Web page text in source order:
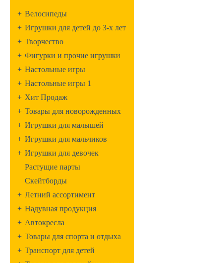
+ Велосипеды
+ Игрушки для детей до 3-х лет
+ Творчество
+ Фигурки и прочие игрушки
+ Настольные игры
+ Настольные игры 1
+ Хит Продаж
+ Товары для новорожденных
+ Игрушки для малышей
+ Игрушки для мальчиков
+ Игрушки для девочек
Растущие парты
Скейтборды
+ Летний ассортимент
+ Надувная продукция
+ Автокресла
+ Товары для спорта и отдыха
+ Транспорт для детей